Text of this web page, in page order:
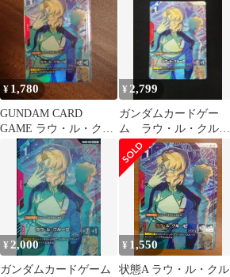
¥ 1,780
GUNDAM CARD
GAME ラウ・ル・クル
ーゼR＋
¥ 2,799
ガンダムカードゲー
ム ラウ・ル・クルー
ゼ パラレル
¥2,000
ガンダムカードゲーム
¥ 1,550
状態A ラウ・ル・クル